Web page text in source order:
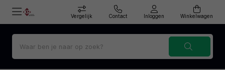
Vergelijk Contact Inloggen Winkelwagen